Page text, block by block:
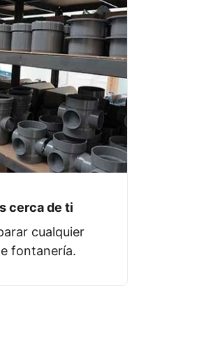
cerca de ti
cualquier
fontanería.